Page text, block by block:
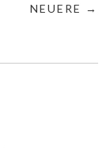
NEUERE →